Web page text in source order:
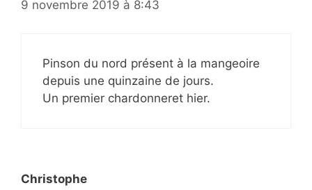
9 novembre 2019 à 8:43
Pinson du nord présent à la mangeoire
depuis une quinzaine de jours.
Un premier chardonneret hier.
Christophe